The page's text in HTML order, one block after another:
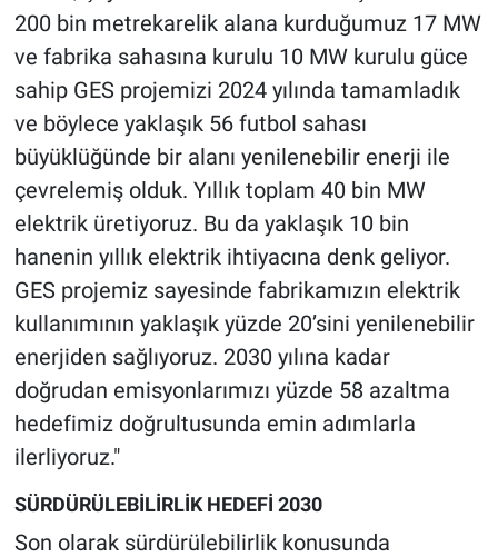
200 bin metrekarelik alana kurduğumuz 17 MW
ve fabrika sahasına kurulu 10 MW kurulu güce
sahip GES projemizi 2024 yılında tamamladık
ve böylece yaklaşık 56 futbol sahası
büyüklüğünde bir alanı yenilenebilir enerji ile
çevrelemiş olduk. Yıllık toplam 40 bin MW
elektrik üretiyoruz. Bu da yaklaşık 10 bin
hanenin yıllık elektrik ihtiyacına denk geliyor.
GES projemiz sayesinde fabrikamızın elektrik
kullanımının yaklaşık yüzde 20’sini yenilenebilir
enerjiden sağlıyoruz. 2030 yılına kadar
doğrudan emisyonlarımızı yüzde 58 azaltma
hedefimiz doğrultusunda emin adımlarla
ilerliyoruz."
SÜRDÜRÜLEBİLİRLİK HEDEFİ 2030
Son olarak sürdürülebilirlik konusunda